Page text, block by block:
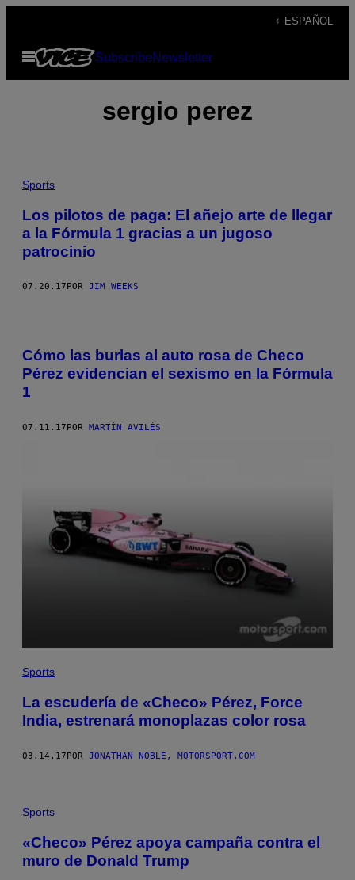
contenido
+ ESPAÑOL
Abrir
Menú
SubscribeNewsletter
sergio perez
Sports
Los pilotos de paga: El añejo arte de llegar
a la Fórmula 1 gracias a un jugoso
patrocinio
07.20.17 POR JIM WEEKS
Cómo las burlas al auto rosa de Checo
Pérez evidencian el sexismo en la Fórmula
1
07.11.17POR MARTÍN AVILÉS
Sports
La escudería de «Checo» Pérez, Force
India, estrenará monoplazas color rosa
03.14.17POR JONATHAN NOBLE, MOTORSPORT.COM
Sports
«Checo» Pérez apoya campaña contra el
muro de Donald Trump